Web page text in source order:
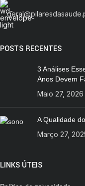
POSTS RECENTES
3 Análises
Anos Devem
Maio 27, 2026
A Qualidade
Março 27,
LINKS ÚTEIS